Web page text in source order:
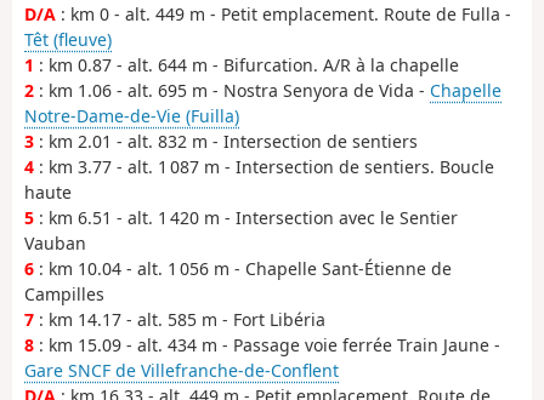
D/A : km 0 - alt. 449 m - Petit emplacement. Route de Fulla -
Têt (fleuve)
1 : km 0.87 - alt. 644 m - Bifurcation. A/R à la chapelle
2 : km 1.06 - alt. 695 m - Nostra Senyora de Vida - Chapelle
Notre-Dame-de-Vie (Fuilla)
3 : km 2.01 - alt. 832 m - Intersection de sentiers
4 : km 3.77 - alt. 1 087 m - Intersection de sentiers. Boucle
haute
5 : km 6.51 - alt. 1 420 m - Intersection avec le Sentier
Vauban
6 : km 10.04 - alt. 1 056 m - Chapelle Sant-Étienne de
Campilles
7 : km 14.17 - alt. 585 m - Fort Libéria
8 : km 15.09 - alt. 434 m - Passage voie ferrée Train Jaune -
Gare SNCF de Villefranche-de-Conflent